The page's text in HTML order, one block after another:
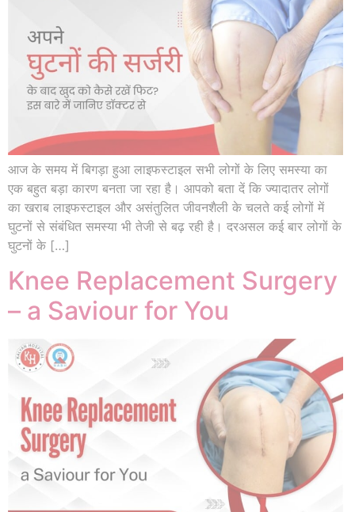
आज के समय में बिगड़ा हुआ लाइफस्टाइल सभी लोगों के लिए समस्या का
एक बहुत बड़ा कारण बनता जा रहा है। आपको बता दें कि ज्यादातर लोगों
का खराब लाइफस्टाइल और असंतुलित जीवनशैली के चलते कई लोगों में
घुटनों से संबंधित समस्या भी तेजी से बढ़ रही है। दरअसल कई बार लोगों के
घुटनों के […]
Knee Replacement Surgery
– a Saviour for You